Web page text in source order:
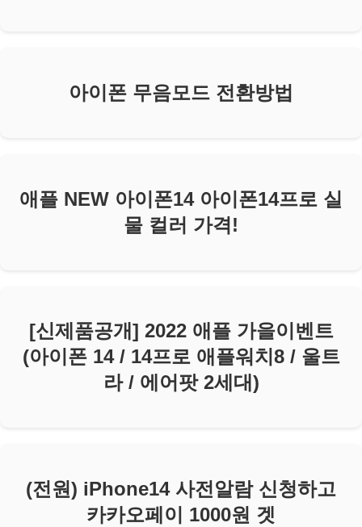
아이폰 무음모드 전환방법
애플 NEW 아이폰14 아이폰14프로 실
물 컬러 가격!
[신제품공개] 2022 애플 가을이벤트
(아이폰 14 / 14프로 애플워치8 / 울트
라 / 에어팟 2세대)
(전원) iPhone14 사전알람 신청하고
카카오페이 1000원 겟